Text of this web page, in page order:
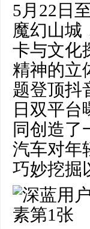
5月22日
魔幻山城
卡与文化
精神的立
题登顶抖
日双平台
同创造了
汽车对年
巧妙挖掘